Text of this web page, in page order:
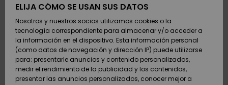
Zapatos y
chanclas
Surf
Zapatos y
chanclas
Surf
Destacados
Snow
SURF
Highlights
Comunidad
SNOW
Snow Niños
Tienda
Snow Mujer
DOBLE
Outlet
Mujer
Devoluciones
Pago
Tarjeta de
regalo
ELIJA CÓMO SE USAN SUS DATOS
Nosotros y nuestros socios utilizamos cookies o la
tecnología correspondiente para almacenar y/o acceder a
la información en el dispositivo. Esta información personal
(como datos de navegación y dirección IP) puede utilizarse
para: presentarle anuncios y contenido personalizados,
medir el rendimiento de la publicidad y los contenidos,
presentar las anuncios personalizados, conocer mejor a